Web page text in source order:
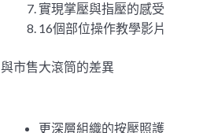
實現掌壓與指壓的感受
16個部位操作教學影片
與市售大滾筒的差異
更深層組織的按壓照護